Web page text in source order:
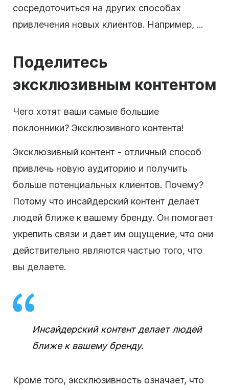
сосредоточиться на других способах
привлечения новых клиентов. Например, ...
Поделитесь
эксклюзивным контентом
Чего хотят ваши самые большие
поклонники? Эксклюзивного контента!
Эксклюзивный контент - отличный способ
привлечь новую аудиторию и получить
больше потенциальных клиентов. Почему?
Потому что инсайдерский контент делает
людей ближе к вашему бренду. Он помогает
укрепить связи и дает им ощущение, что они
действительно являются частью того, что
вы делаете.
Инсайдерский контент делает людей
ближе к вашему бренду.
Кроме того, эксклюзивность означает, что